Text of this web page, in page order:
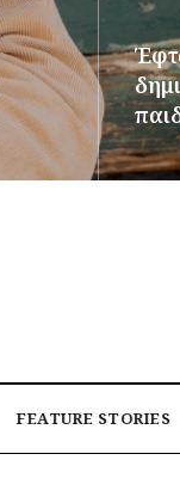
FEATURE STORIES